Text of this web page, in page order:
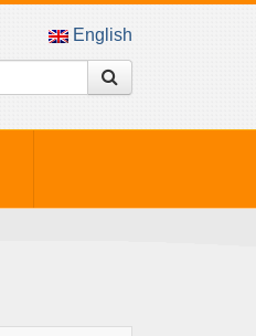
English